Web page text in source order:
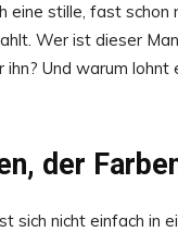
eine stille, fast schon
Wer ist dieser
Und warum lohnt
der
sich nicht einfach in